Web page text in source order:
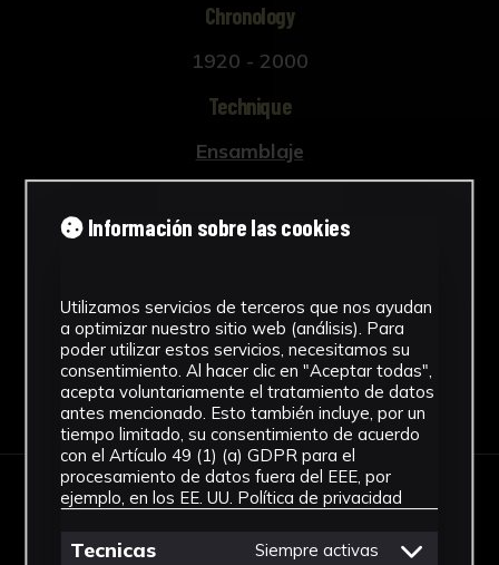
Chronology
1920 - 2000
Technique
Ensamblaje
Metal
Download Datasheet
IMAGES
Información sobre las cookies
Utilizamos servicios de terceros que nos ayudan
a optimizar nuestro sitio web (análisis). Para
poder utilizar estos servicios, necesitamos su
consentimiento. Al hacer clic en "Aceptar todas",
acepta voluntariamente el tratamiento de datos
antes mencionado. Esto también incluye, por un
tiempo limitado, su consentimiento de acuerdo
con el Artículo 49 (1) (a) GDPR para el
procesamiento de datos fuera del EEE, por
ejemplo, en los EE. UU. Política de privacidad
Tecnicas Siempre activas